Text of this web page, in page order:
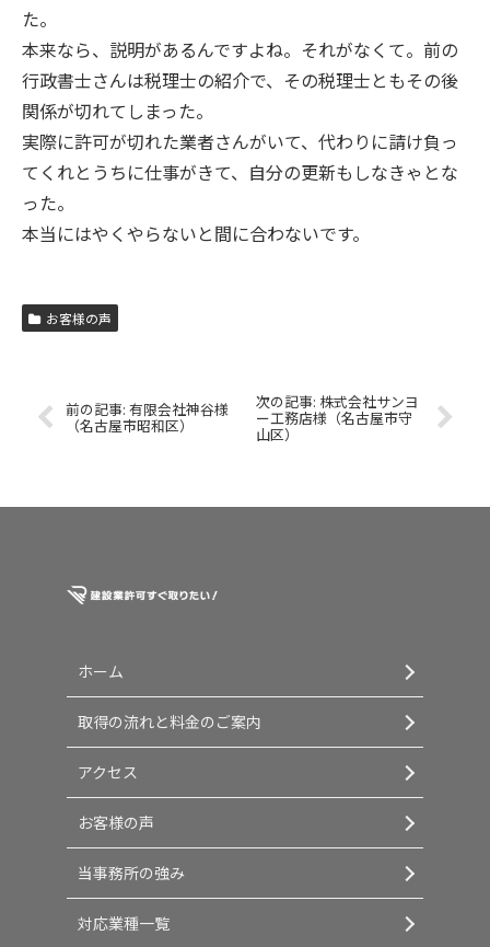
た。
本来なら、説明があるんですよね。それがなくて。前の
行政書士さんは税理士の紹介で、その税理士ともその後
関係が切れてしまった。
実際に許可が切れた業者さんがいて、代わりに請け負っ
てくれとうちに仕事がきて、自分の更新もしなきゃとな
った。
本当にはやくやらないと間に合わないです。
お客様の声
有限会社神谷様
（名古屋市昭和区）
株式会社サンヨ
ー工務店様（名古屋市守
山区）
ホーム
取得の流れと料金のご案内
アクセス
お客様の声
当事務所の強み
対応業種一覧